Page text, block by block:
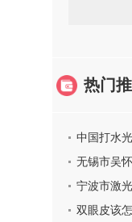
热门
中国打水
几个实力强
无锡市吴
光
宁波市激
塑形价格
双眼皮该